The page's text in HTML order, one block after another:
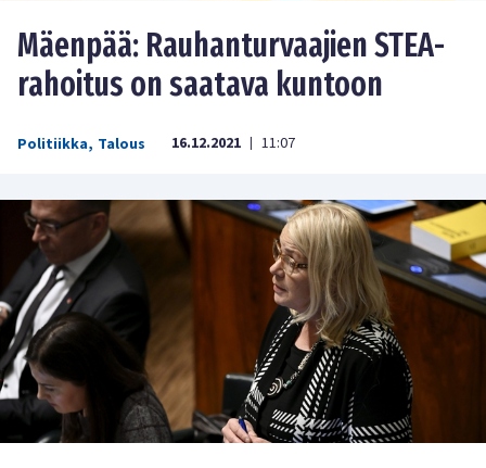
Mäenpää: Rauhanturvaajien STEA-
rahoitus on saatava kuntoon
Politiikka, Talous 16.12.2021 | 11:07